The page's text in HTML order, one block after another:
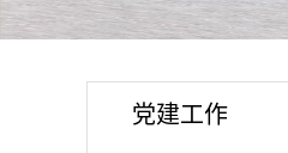
党建工作